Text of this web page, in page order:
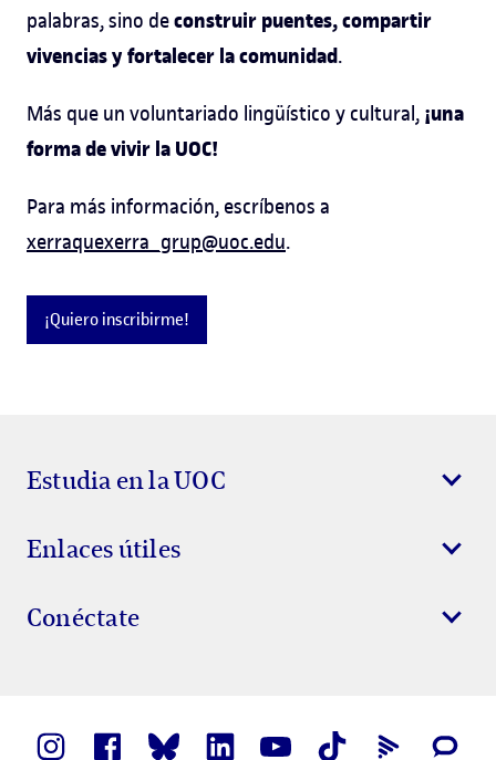
palabras, sino deconstruir puentes, compartir
vivencias y fortalecer la comunidad.
Más que un voluntariado lingüístico y cultural, ¡una
forma de vivir la UOC!
Para más información, escríbenos a
xerraquexerra_grup@uoc.edu.
¡Quiero inscribirme!
Estudia en la UOC
Enlaces útiles
Conéctate